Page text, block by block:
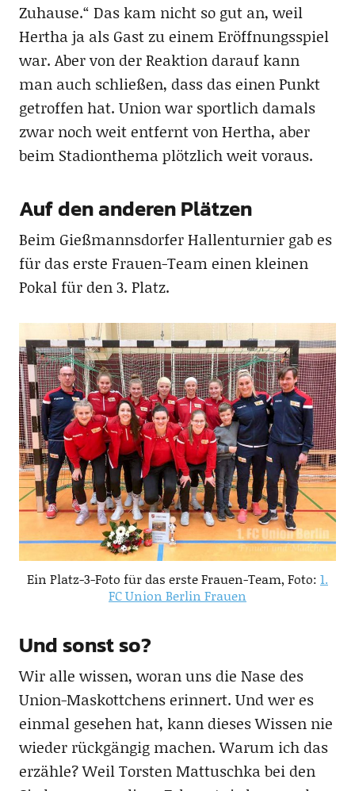
Zuhause.“ Das kam nicht so gut an, weil
Hertha ja als Gast zu einem Eröffnungsspiel
war. Aber von der Reaktion darauf kann
man auch schließen, dass das einen Punkt
getroffen hat. Union war sportlich damals
zwar noch weit entfernt von Hertha, aber
beim Stadionthema plötzlich weit voraus.
Auf den anderen Plätzen
Beim Gießmannsdorfer Hallenturnier gab es
für das erste Frauen-Team einen kleinen
Pokal für den 3. Platz.
Ein Platz-3-Foto für das erste Frauen-Team, Foto: 1.
FC Union Berlin Frauen
Und sonst so?
Wir alle wissen, woran uns die Nase des
Union-Maskottchens erinnert. Und wer es
einmal gesehen hat, kann dieses Wissen nie
wieder rückgängig machen. Warum ich das
erzähle? Weil Torsten Mattuschka bei den